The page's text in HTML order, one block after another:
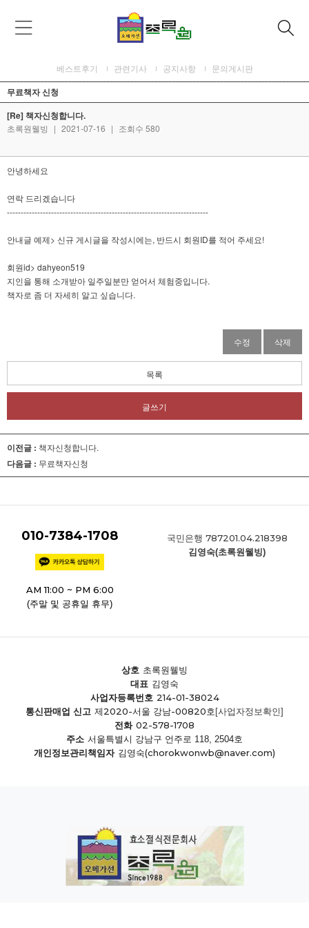
베스트후기 관련기사 공지사항 문의게시판
무료책자 신청
[Re] 책자신청합니다.
초록원웰빙 | 2021-07-16 | 조회수 580
안녕하세요
연락 드리겠습니다
-------------------------------------------------------------------------
안내글 예제> 신규 게시글을 작성시에는, 반드시 회원ID를 적어 주세요!
회원id> dahyeon519
지인을 통해 소개받아 일주일분만 얻어서 체험중입니다.
책자로 좀 더 자세히 알고 싶습니다.
수정 삭제
목록
글쓰기
이전글 : 책자신청합니다.
다음글 : 무료책자신청
010-7384-1708
AM 11:00 ~ PM 6:00
(주말 및 공휴일 휴무)
국민은행 787201.04.218398
김영숙(초록원웰빙)
상호 초록원웰빙
대표 김영숙
사업자등록번호 214-01-38024
통신판매업 신고 제2020-서울 강남-00820호 [사업자정보확인]
전화 02-578-1708
주소 서울특별시 강남구 언주로 118, 2504호
개인정보관리책임자 김영숙(chorokwonwb@naver.com)